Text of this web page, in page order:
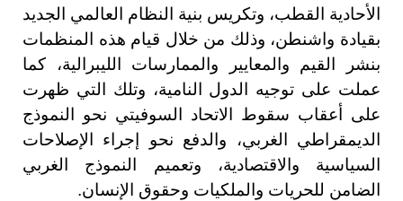
الأحادية القطب، وتكريس بنية النظام العالمي الجديد
بقيادة واشنطن، وذلك من خلال قيام هذه المنظمات
بنشر القيم والمعايير والممارسات الليبرالية، كما
عملت على توجيه الدول النامية، وتلك التي ظهرت
على أعقاب سقوط الاتحاد السوفيتي نحو النموذج
الديمقراطي الغربي، والدفع نحو إجراء الإصلاحات
السياسية والاقتصادية، وتعميم النموذج الغربي
الضامن للحريات والملكيات وحقوق الإنسان.